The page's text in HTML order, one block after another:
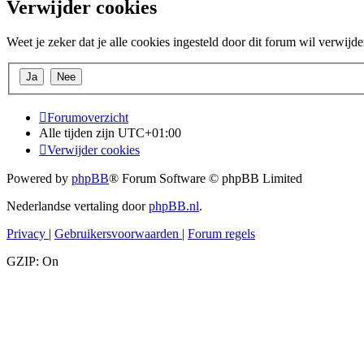
Verwijder cookies
Weet je zeker dat je alle cookies ingesteld door dit forum wil
Forumoverzicht
Alle tijden zijn UTC+01:00
Verwijder cookies
Powered by phpBB® Forum Software © phpBB Limited
Nederlandse vertaling doorphpBB.nl.
Privacy | Gebruikersvoorwaarden | Forum regels
GZIP: On